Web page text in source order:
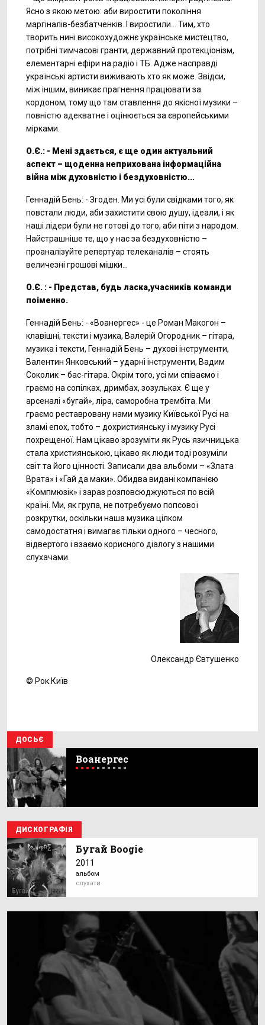
Ясно з якою метою: аби виростити покоління
маргіналів-безбатченків. І виростили... Тим, хто
творить нині високохудожнє українське мистецтво,
потрібні тимчасові гранти, державний протекціонізм,
елементарні ефіри на радіо і ТБ. Адже насправді
українські артисти виживають хто як може. Звідси,
між іншим, виникає прагнення працювати за
кордоном, тому що там ставлення до якісної музики –
повністю адекватне і оцінюється за європейськими
мірками.
О.Є.: - Мені здається, є ще один актуальний
аспект – щоденна неприхована інформаційна
війна між духовністю і бездуховністю...
Геннадій Бень: - Згоден. Ми усі були свідками того, як
повстали люди, аби захистити свою душу, ідеали, і як
наші лідери були не готові до того, аби піти з народом.
Найстрашніше те, що у нас за бездуховністю –
проаналізуйте репертуар телеканалів – стоять
величезні грошові мішки...
О.Є. : - Представ, будь ласка,учасників команди
поіменно.
Геннадій Бень: - «Воанергес» - це Роман Макогон –
клавішні, тексти і музика, Валерій Огородник – гітара,
музика і тексти, Геннадій Бень – духові інструменти,
Валентин Янковський – ударні інструменти, Вадим
Соколик – бас-гітара. Окрім того, усі ми співаємо і
граємо на сопілках, дримбах, зозульках. Є ще у
арсеналі «бугай», ліра, саморобна трембіта. Ми
граємо реставровану нами музику Київської Русі на
зламі епох, тобто – дохристиянську і музику Русі
похрещеної. Нам цікаво зрозуміти як Русь язичницька
стала християнською, цікаво як люди тоді розуміли
світ та його цінності. Записали два альбоми – «Злата
Врата» і «Гай да маки». Обидва видані компанією
«Компмюзік» і зараз розповсюджуються по всій
країні. Ми, як група, не потребуємо попсової
розкрутки, оскільки наша музика цілком
самодостатня і вимагає тільки одного – чесного,
відвертого і взаємо корисного діалогу з нашими
слухачами.
Олександр Євтушенко
© Рок.Київ
ДОСЬЄ
Воанергес
ДИСКОГРАФІЯ
Бугай Boogie
2011
альбом
слухати